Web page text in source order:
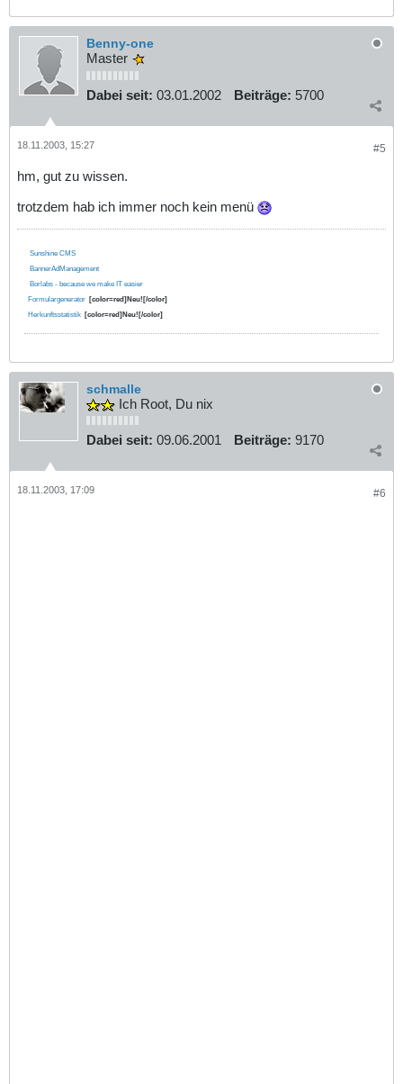
Benny-one
Master
Dabei seit: 03.01.2002 Beiträge: 5700
#5
18.11.2003, 15:27
hm, gut zu wissen.
trotzdem hab ich immer noch kein menü
Sunshine CMS
BannerAdManagement
Borlabs - because we make IT easier
Formulargenerator [color=red]Neu![/color]
Herkunftsstatistik [color=red]Neu![/color]
schmalle
Ich Root, Du nix
Dabei seit: 09.06.2001 Beiträge: 9170
#6
18.11.2003, 17:09